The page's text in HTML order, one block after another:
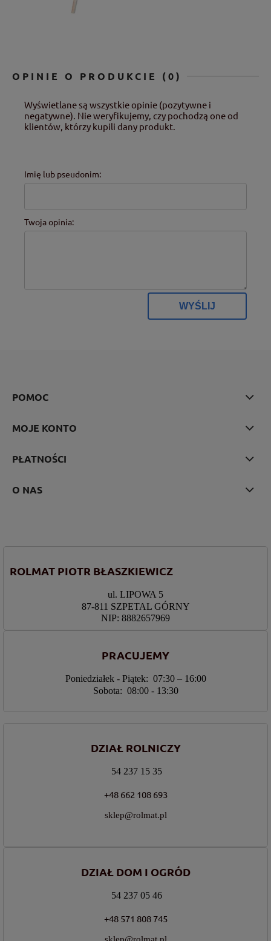
OPINIE O PRODUKCIE (0)
Wyświetlane są wszystkie opinie (pozytywne i
negatywne). Nie weryfikujemy, czy pochodzą one od
klientów, którzy kupili dany produkt.
Imię lub pseudonim:
Twoja opinia:
WYŚLIJ
POMOC
MOJE KONTO
PŁATNOŚCI
O NAS
ROLMAT PIOTR BŁASZKIEWICZ
ul. LIPOWA 5
87-811 SZPETAL GÓRNY
NIP: 8882657969
PRACUJEMY
Poniedziałek - Piątek: 07:30 – 16:00
Sobota: 08:00 - 13:30
DZIAŁ ROLNICZY
54 237 15 35
+48 662 108 693
sklep@rolmat.pl
DZIAŁ DOM I OGRÓD
54 237 05 46
+48 571 808 745